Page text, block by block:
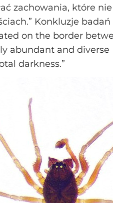
zachowania, które nie
Konkluzje badań
on the border
abundant and diverse
darkness.”